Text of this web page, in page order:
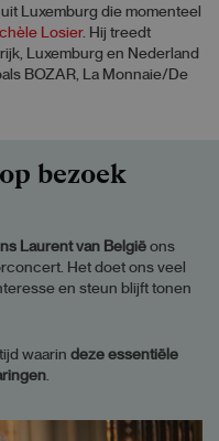
Luxemburg die momenteel
Losier. Hij treedt
Luxemburg en Nederland
BOZAR, La Monnaie/De
bezoek
Laurent van België ons
Het doet ons veel
en steun blijft tonen
waarin deze essentiële